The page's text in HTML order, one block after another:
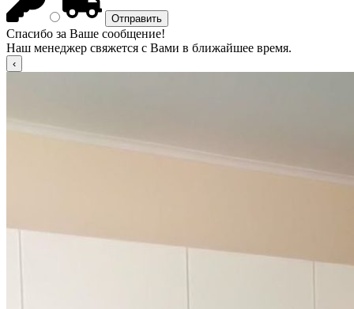
Спасибо за Ваше сообщение!
Наш менеджер свяжется с Вами в ближайшее время.